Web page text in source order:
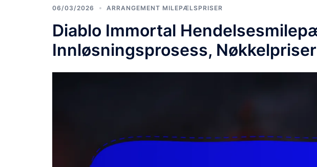
06/03/2026 ARRANGEMENT MILEPÆLSPRISER
Diablo Immortal
Innløsningsprosess, Nøkkelpriser